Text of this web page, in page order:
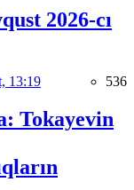
2026-cı
13:19 536
Tokayevin